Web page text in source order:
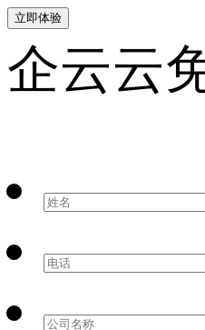
立即体验
企云云